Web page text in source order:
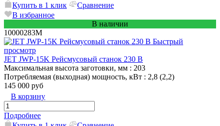
Купить в 1 клик
Сравнение
В избранное
В наличии
10000283M
Быстрый
просмотр
JET JWP-15K Рейсмусовый станок 230 В
Максимальная высота заготовки, мм : 203
Потребляемая (выходная) мощность, кВт : 2,8 (2,2)
145 000 руб
В корзину
Подробнее